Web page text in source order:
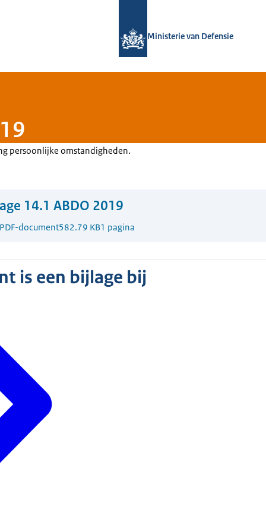
Ministerie van Defensie
persoonlijke omstandigheden.
14.1 ABDO 2019
PDF-document582.79 KB1 pagina
is een bijlage bij